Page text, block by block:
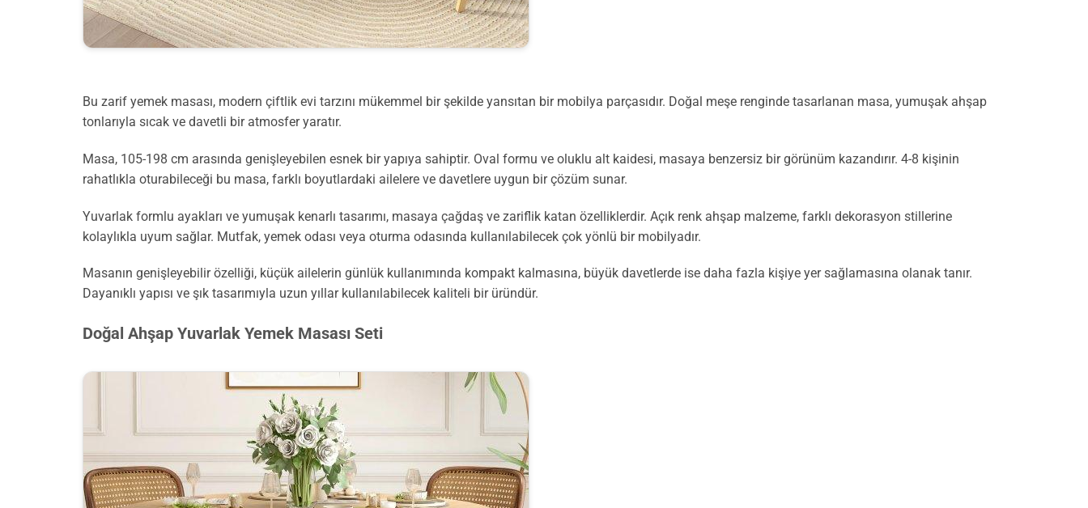
Bu zarif yemek masası, modern çiftlik evi tarzını mükemmel bir şekilde yansıtan bir mobilya parçasıdır. Doğal meşe renginde tasarlanan masa, yumuşak ahşap
tonlarıyla sıcak ve davetli bir atmosfer yaratır.
Masa, 105-198 cm arasında genişleyebilen esnek bir yapıya sahiptir. Oval formu ve oluklu alt kaidesi, masaya benzersiz bir görünüm kazandırır. 4-8 kişinin
rahatlıkla oturabileceği bu masa, farklı boyutlardaki ailelere ve davetlere uygun bir çözüm sunar.
Yuvarlak formlu ayakları ve yumuşak kenarlı tasarımı, masaya çağdaş ve zariflik katan özelliklerdir. Açık renk ahşap malzeme, farklı dekorasyon stillerine
kolaylıkla uyum sağlar. Mutfak, yemek odası veya oturma odasında kullanılabilecek çok yönlü bir mobilyadır.
Masanın genişleyebilir özelliği, küçük ailelerin günlük kullanımında kompakt kalmasına, büyük davetlerde ise daha fazla kişiye yer sağlamasına olanak tanır.
Dayanıklı yapısı ve şık tasarımıyla uzun yıllar kullanılabilecek kaliteli bir üründür.
Doğal Ahşap Yuvarlak Yemek Masası Seti